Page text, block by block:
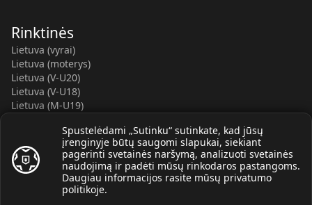
Spustelėdami „Sutinku“ sutinkate, kad jūsų
įrenginyje būtų saugomi slapukai, siekiant
pagerinti svetainės naršymą, analizuoti svetainės
naudojimą ir padėti mūsų rinkodaros pastangoms.
Daugiau informacijos rasite mūsų privatumo
politikoje.
Rinktinės
Lietuva (vyrai)
Lietuva (moterys)
Lietuva (V-U20)
Lietuva (V-U18)
Lietuva (M-U19)
Lietuva (M-U16)